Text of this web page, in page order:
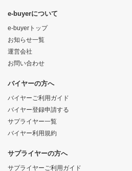
e-buyerについて
e-buyerトップ
お知らせ一覧
運営会社
お問い合わせ
バイヤーの方へ
バイヤーご利用ガイド
バイヤー登録申請する
サプライヤー一覧
バイヤー利用規約
サプライヤーの方へ
サプライヤーご利用ガイド